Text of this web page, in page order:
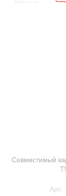
Совместимый
Арт.